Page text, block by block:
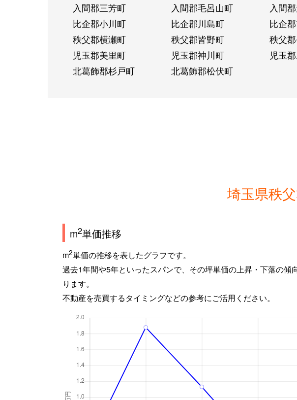
入間郡三芳町
入間郡毛呂山町 入間
比企郡小川町
比企郡川島町 比企
秩父郡横瀬町
秩父郡皆野町 秩父
児玉郡美里町
児玉郡神川町 児玉
北葛飾郡杉戸町
北葛飾郡松伏町
埼玉県秩
m2単価推移
m2単価の推移を表したグラフです。
過去1年間や5年といったスパンで、その坪単価の上昇・下落の傾
ります。
不動産を売買するタイミングなどの参考にご活用ください。